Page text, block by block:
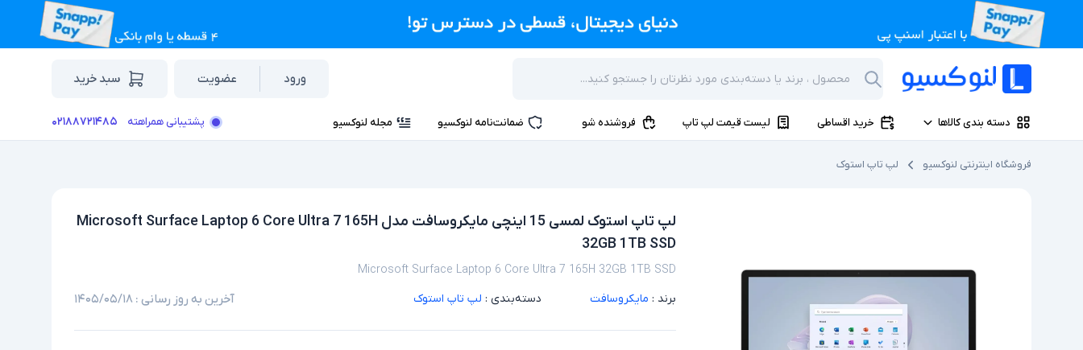
ورود عضویت سبد خرید
دسته بندی کالاها خرید اقساطی لیست قیمت لپ تاپ فروشنده شو ضمانت‌نامه لنوکسیو مجله لنوکسیو پشتیبانی همراهته ۰۲۱۸۸۷۲۱۴۸۵
فروشگاه اینترنتی لنوکسیو لپ تاپ استوک
لپ تاپ استوک لمسی 15 اینچی مایکروسافت مدل Microsoft Surface Laptop 6 Core Ultra 7 165H
32GB 1TB SSD
Microsoft Surface Laptop 6 Core Ultra 7 165H 32GB 1TB SSD
برند : مایکروسافت دسته‌بندی : لپ تاپ استوک آخرین به روز رسانی : ۱۴۰۵/۰۵/۱۸